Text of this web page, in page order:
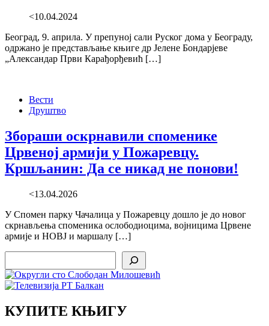
<10.04.2024
Београд, 9. априла. У препуној сали Руског дома у Београду,
одржано је представљање књиге др Јелене Бондарјеве
„Александар Први Карађорђевић […]
Вести
Друштво
Збораши оскрнавили споменике
Црвеној армији у Пожаревцу.
Кршљанин: Да се никад не понови!
<13.04.2026
У Спомен парку Чачалица у Пожаревцу дошло је до новог
скрнављења споменика ослободиоцима, војницима Црвене
армије и НОВЈ и маршалу […]
КУПИТЕ КЊИГУ